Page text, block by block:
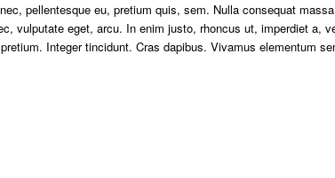
pellentesque eu, pretium quis, sem. Nulla consequat
vulputate eget, arcu. In enim justo, rhoncus ut, imperdiet a,
Integer tincidunt. Cras dapibus. Vivamus elementum